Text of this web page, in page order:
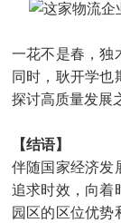
一花不是春，独
同时，耿开学也
探讨高质量发展
【结语】
伴随国家经济发
追求时效，向着
园区的区位优势